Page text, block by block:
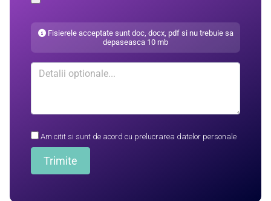
Fisierele acceptate sunt doc, docx, pdf si nu trebuie sa
depaseasca 10 mb
Am citit si sunt de acord cu prelucrarea datelor personale